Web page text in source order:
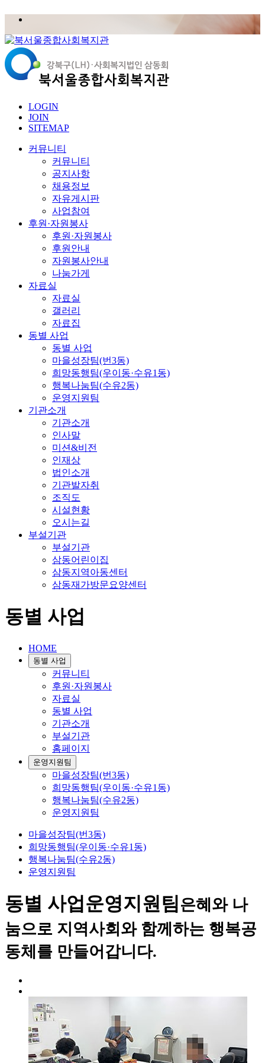
LOGIN
JOIN
SITEMAP
커뮤니티
커뮤니티
공지사항
채용정보
자유게시판
사업참여
후원·자원봉사
후원·자원봉사
후원안내
자원봉사안내
나눔가게
자료실
자료실
갤러리
자료집
동별 사업
동별 사업
마을성장팀(번3동)
희망동행팀(우이동·수유1동)
행복나눔팀(수유2동)
운영지원팀
기관소개
기관소개
인사말
미션&비전
인재상
법인소개
기관발자취
조직도
시설현황
오시는길
부설기관
부설기관
삼동어린이집
삼동지역아동센터
삼동재가방문요양센터
동별 사업
HOME
동별 사업
커뮤니티
후원·자원봉사
자료실
동별 사업
기관소개
부설기관
홈페이지
운영지원팀
마을성장팀(번3동)
희망동행팀(우이동·수유1동)
행복나눔팀(수유2동)
운영지원팀
마을성장팀(번3동)
희망동행팀(우이동·수유1동)
행복나눔팀(수유2동)
운영지원팀
동별 사업운영지원팀은혜와 나
눔으로 지역사회와 함께하는 행복공
동체를 만들어갑니다.